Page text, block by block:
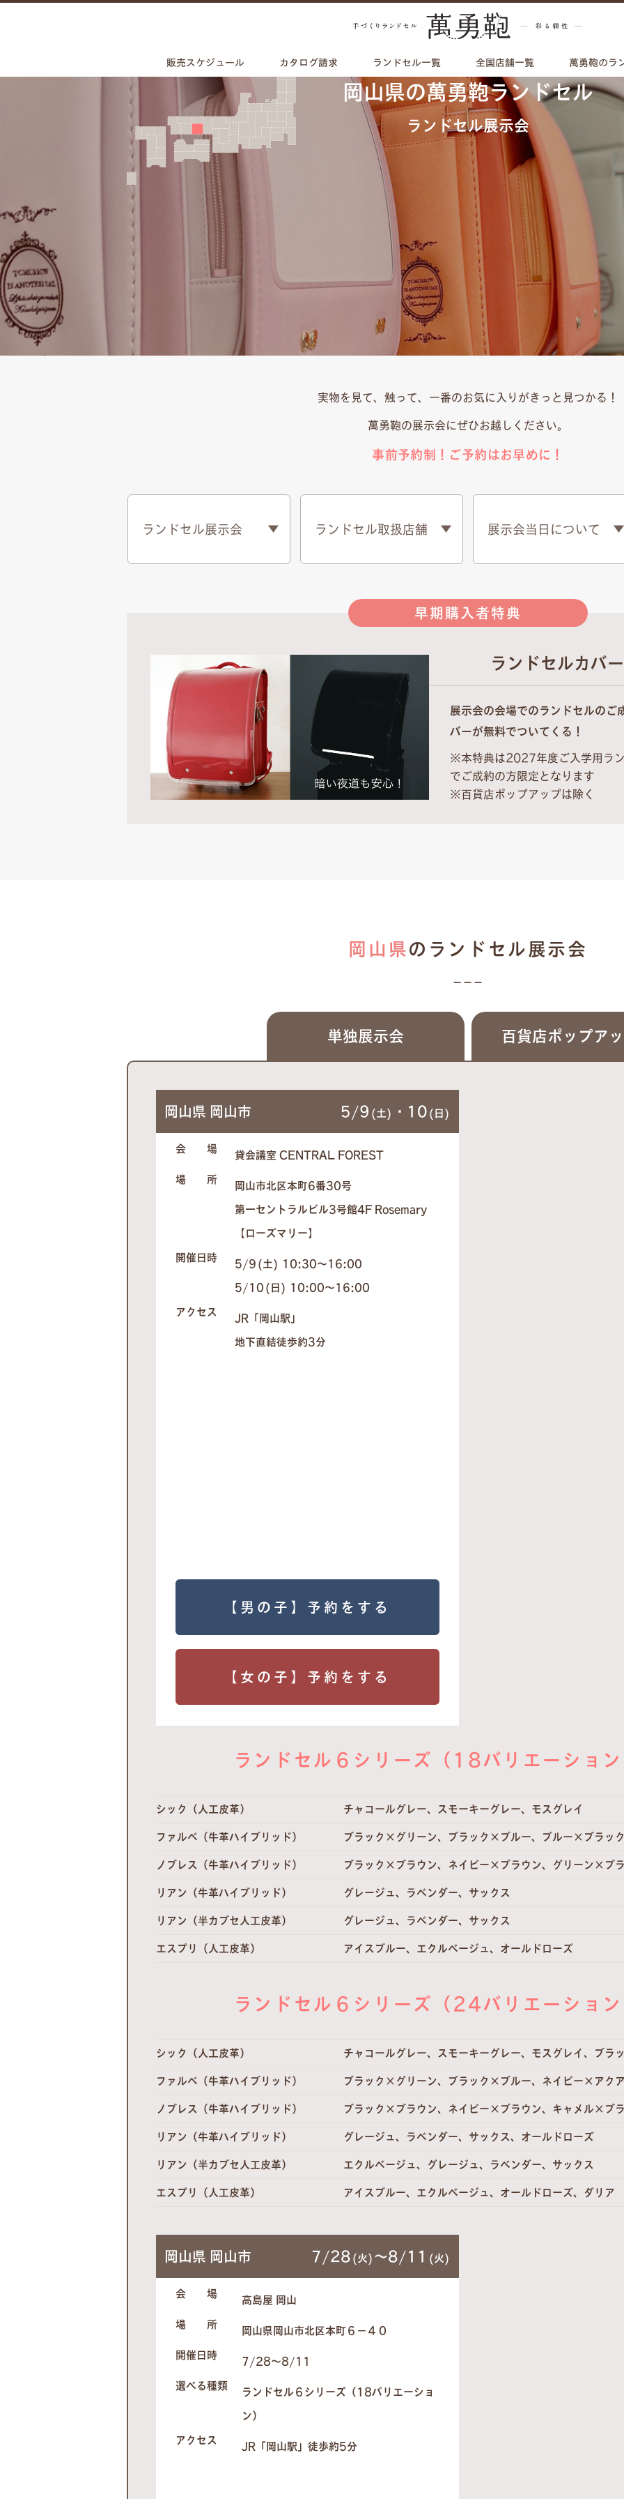
販売スケジュール カタログ請求 ランドセル一覧 全国店舗一覧 萬勇鞄のラ
岡山県の萬勇鞄ランドセル
ランドセル展示会
実物を見て、触って、一番のお気に入りがきっと見つかる！
萬勇鞄の展示会にぜひお越しください。
事前予約制！ご予約はお早めに！
ランドセル展示会 ランドセル取扱店舗 展示会当日について
早期購入者特典
ランドセルカバ
展示会の会場でのランドセルのご
バーが無料でついてくる！
※本特典は2027年度ご入学用ラ
でご成約の方限定となります
※百貨店ポップアップは除く
岡山県のランドセル展示会
単独展示会 百貨店ポップア
岡山県 岡山市 5/9 (土) ・10 (日)
会 場
貸会議室 CENTRAL FOREST
場 所
岡山市北区本町6番30号
第一セントラルビル3号館4F Rosemary
【ローズマリー】
開催日時
5/9(土) 10:30〜16:00
5/10(日) 10:00〜16:00
アクセス
JR「岡山駅」
地下直結徒歩約3分
【男の子】予約をする
【女の子】予約をする
ランドセル６シリーズ（18バリエーショ
シック（人工皮革） チャコールグレー、スモーキーグレー、モスグレイ
ファルベ（牛革ハイブリッド） ブラック×グリーン、ブラック×ブルー、ブルー×ブラッ
ノブレス（牛革ハイブリッド） ブラック×ブラウン、ネイビー×ブラウン、グリーン×ブ
リアン（牛革ハイブリッド） グレージュ、ラベンダー、サックス
リアン（半カブセ人工皮革） グレージュ、ラベンダー、サックス
エスプリ（人工皮革） アイスブルー、エクルベージュ、オールドローズ
ランドセル６シリーズ（24バリエーショ
シック（人工皮革） チャコールグレー、スモーキーグレー、モスグレイ、ブラ
ファルベ（牛革ハイブリッド） ブラック×グリーン、ブラック×ブルー、ネイビー×アク
ノブレス（牛革ハイブリッド） ブラック×ブラウン、ネイビー×ブラウン、キャメル×ブ
リアン（牛革ハイブリッド） グレージュ、ラベンダー、サックス、オールドローズ
リアン（半カブセ人工皮革） エクルベージュ、グレージュ、ラベンダー、サックス
エスプリ（人工皮革） アイスブルー、エクルベージュ、オールドローズ、ダリア
岡山県 岡山市 7/28 (火) ～8/11 (火)
会 場
高島屋 岡山
場 所
岡山県岡山市北区本町６−４０
開催日時
7/28～8/11
選べる種類
ランドセル６シリーズ（18バリエーショ
ン）
アクセス
JR「岡山駅」徒歩約5分